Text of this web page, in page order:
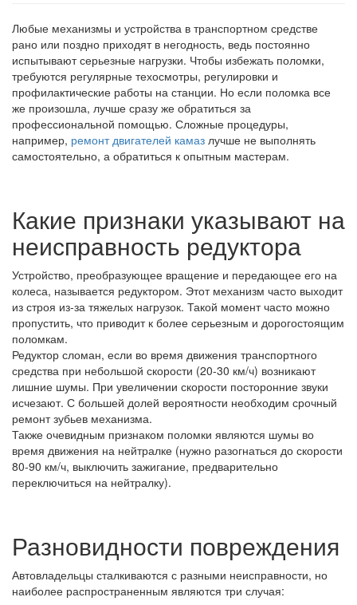
Любые механизмы и устройства в транспортном средстве
рано или поздно приходят в негодность, ведь постоянно
испытывают серьезные нагрузки. Чтобы избежать поломки,
требуются регулярные техосмотры, регулировки и
профилактические работы на станции. Но если поломка все
же произошла, лучше сразу же обратиться за
профессиональной помощью. Сложные процедуры,
например, ремонт двигателей камаз лучше не выполнять
самостоятельно, а обратиться к опытным мастерам.
Какие признаки указывают на
неисправность редуктора
Устройство, преобразующее вращение и передающее его на
колеса, называется редуктором. Этот механизм часто выходит
из строя из-за тяжелых нагрузок. Такой момент часто можно
пропустить, что приводит к более серьезным и дорогостоящим
поломкам.
Редуктор сломан, если во время движения транспортного
средства при небольшой скорости (20-30 км/ч) возникают
лишние шумы. При увеличении скорости посторонние звуки
исчезают. С большей долей вероятности необходим срочный
ремонт зубьев механизма.
Также очевидным признаком поломки являются шумы во
время движения на нейтралке (нужно разогнаться до скорости
80-90 км/ч, выключить зажигание, предварительно
переключиться на нейтралку).
Разновидности повреждения
Автовладельцы сталкиваются с разными неисправности, но
наиболее распространенным являются три случая: